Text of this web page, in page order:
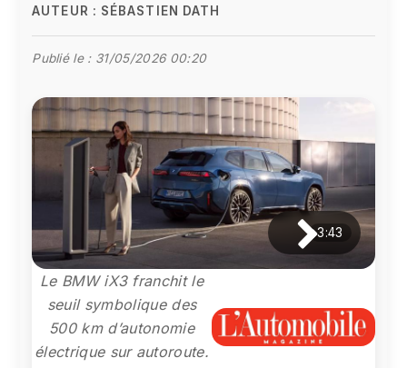
AUTEUR : SÉBASTIEN DATH
Publié le : 31/05/2026 00:20
3:43
Le BMW iX3 franchit le
seuil symbolique des
500 km d’autonomie
électrique sur autoroute.